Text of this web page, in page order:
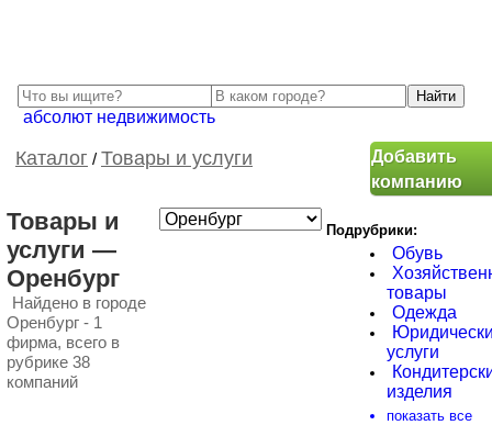
абсолют недвижимость
Каталог / Товары и услуги
Добавить
компанию
Товары и
услуги —
Оренбург
Найдено в городе
Оренбург - 1
фирма, всего в
рубрике 38
компаний
Подрубрики:
Обувь
товары
Одежда
услуги
изделия
показать все